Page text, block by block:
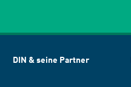
DIN & seine Partner